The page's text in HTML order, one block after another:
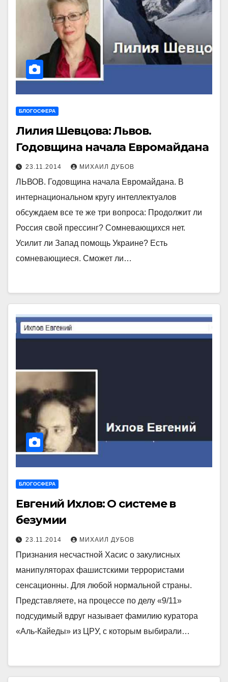
БЛОГОСФЕРА
Лилия Шевцова: Львов.
Годовщина начала Евромайдана
23.11.2014 МИХАИЛ ДУБОВ
ЛЬВОВ. Годовщина начала Евромайдана. В
интернациональном кругу интеллектуалов
обсуждаем все те же три вопроса: Продолжит ли
Россия свой прессинг? Сомневающихся нет.
Усилит ли Запад помощь Украине? Есть
сомневающиеся. Сможет ли…
БЛОГОСФЕРА
Евгений Ихлов: О системе в
безумии
23.11.2014 МИХАИЛ ДУБОВ
Признания несчастной Хасис о закулисных
манипуляторах фашистскими террористами
сенсационны. Для любой нормальной страны.
Представляете, на процессе по делу «9/11»
подсудимый вдруг называет фамилию куратора
«Аль-Кайеды» из ЦРУ, с которым выбирали…